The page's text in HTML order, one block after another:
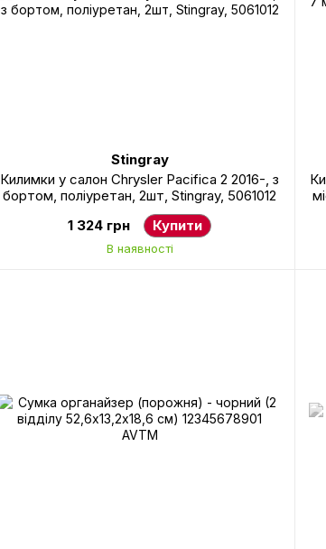
Stingray
Килимки у салон Chrysler Pacifica 2 2016-, з
бортом, поліуретан, 2шт, Stingray, 5061012
1 324 грн
Купити
В наявності